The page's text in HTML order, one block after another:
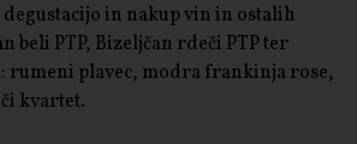
in nakup vin in ostalih
beli PTP, Bizeljčan rdeči PTP ter
rumeni plavec, modra frankinja rose,
kvartet.